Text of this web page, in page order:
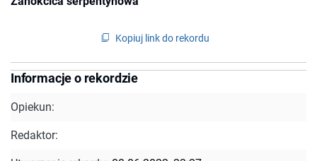
Kopiuj link do rekordu
Informacje o rekordzie
Opiekun:
Redaktor: